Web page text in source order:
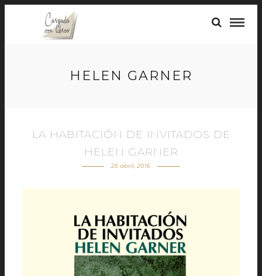
HELEN GARNER
LA HABITACIÓN DE INVITADOS DE
HELEN GARNER
25 abril, 2016